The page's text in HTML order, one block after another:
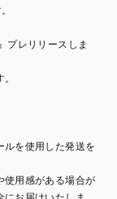
プレリリースしま
ルを使用した発送を
使用感がある場合が